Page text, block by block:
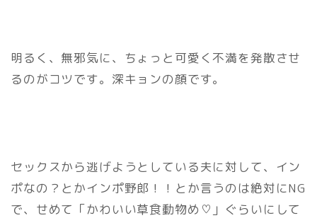
明るく、無邪気に、ちょっと可愛く不満を発散させ
るのがコツです。深キョンの顔です。
セックスから逃げようとしている夫に対して、イン
ポなの？とかインポ野郎！！とか言うのは絶対にNG
で、せめて「かわいい草食動物め♡」ぐらいにして